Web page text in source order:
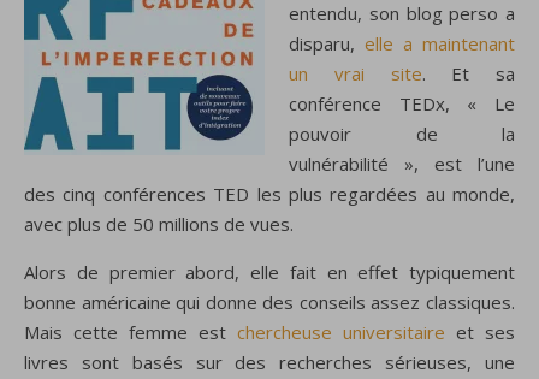
entendu, son blog perso a
disparu, elle a maintenant
un vrai site. Et sa
conférence TEDx, « Le
pouvoir de la
vulnérabilité », est l’une
des cinq conférences TED les plus regardées au monde,
avec plus de 50 millions de vues.
Alors de premier abord, elle fait en effet typiquement
bonne américaine qui donne des conseils assez classiques.
Mais cette femme est chercheuse universitaire et ses
livres sont basés sur des recherches sérieuses, une